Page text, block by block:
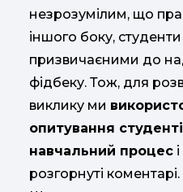
незрозумілим, що
іншого боку,
призвичаєними до
фідбеку. Тож, для
виклику ми
опитування
навчальний процес
розгорнуті коментарі.